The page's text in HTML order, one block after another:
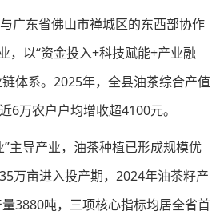
广东省佛山市禅城区的东西部协作
，以“资金投入+科技赋能+产业融
体系。2025年，全县油茶综合产值
6万农户户均增收超4100元。
”主导产业，油茶种植已形成规模优
万亩进入投产期，2024年油茶籽产
3880吨，三项核心指标均居全省首